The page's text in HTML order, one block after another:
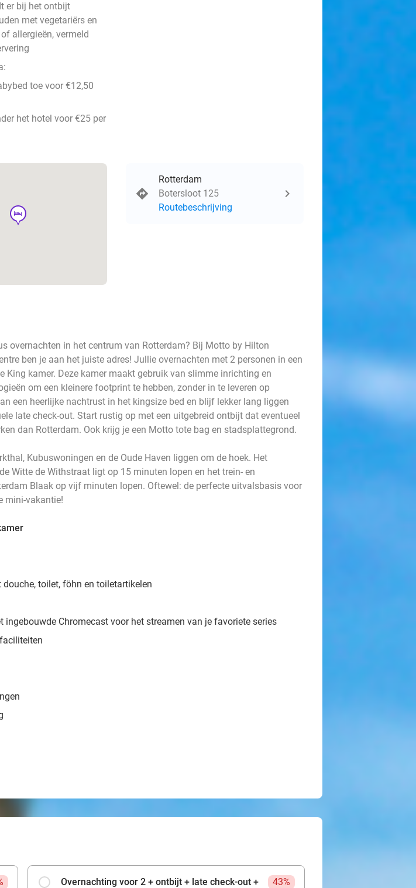
er bij het ontbijt
met vegetariërs en
allergieën, vermeld
toe voor €12,50
het hotel voor €25 per
hotel
Rotterdam
Botersloot 125
Routebeschrijving
overnachten in het centrum van Rotterdam? Bij Motto by Hilton
ben je aan het juiste adres! Jullie overnachten met 2 personen in een
King kamer. Deze kamer maakt gebruik van slimme inrichting en
om een kleinere footprint te hebben, zonder in te leveren op
een heerlijke nachtrust in het kingsize bed en blijf lekker lang liggen
late check-out. Start rustig op met een uitgebreid ontbijt dat eventueel
dan Rotterdam. Ook krijg je een Motto tote bag en stadsplattegrond.
Kubuswoningen en de Oude Haven liggen om de hoek. Het
Witte de Withstraat ligt op 15 minuten lopen en het trein- en
Blaak op vijf minuten lopen. Oftewel: de perfecte uitvalsbasis voor
mini-vakantie!
douche, toilet, föhn en toiletartikelen
ingebouwde Chromecast voor het streamen van je favoriete series
Overnachting voor 2 + ontbijt + late check-out +
43%